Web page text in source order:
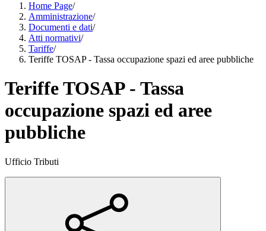
Home Page/
Amministrazione/
Documenti e dati/
Atti normativi/
Tariffe/
Teriffe TOSAP - Tassa occupazione spazi ed aree pubbliche
Teriffe TOSAP - Tassa
occupazione spazi ed aree
pubbliche
Ufficio Tributi